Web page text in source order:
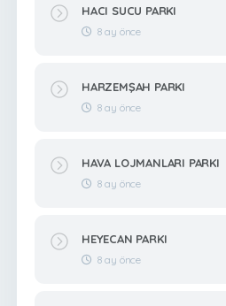
HACI SUCU PARKI
8 ay önce
HARZEMŞAH PARKI
8 ay önce
HAVA LOJMANLARI PARKI
8 ay önce
HEYECAN PARKI
8 ay önce